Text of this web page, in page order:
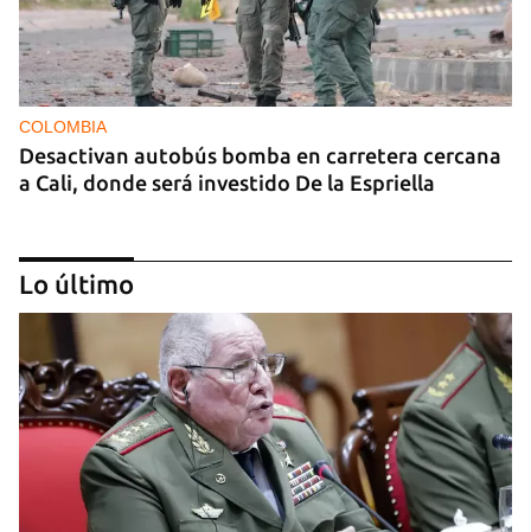
COLOMBIA
Desactivan autobús bomba en carretera cercana
a Cali, donde será investido De la Espriella
Lo último